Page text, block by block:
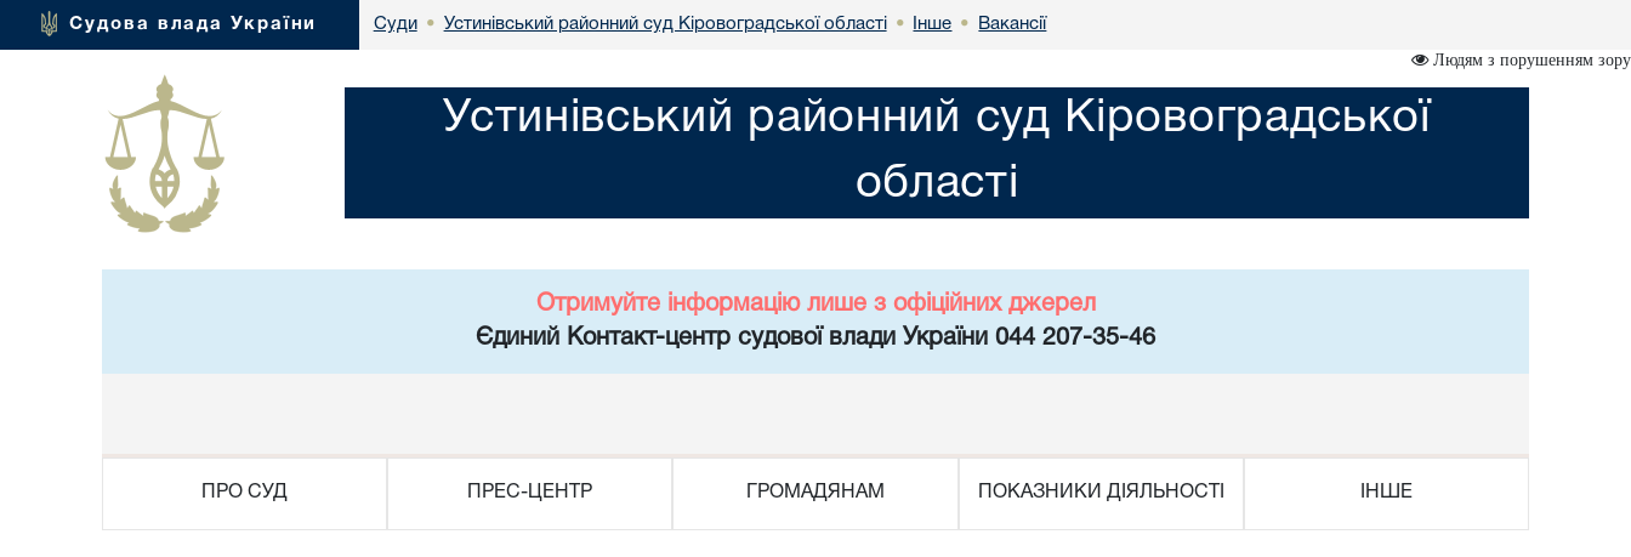
Судова влада України Суди • Устинівський районний суд Кіровоградської області • Інше • Вакансії
Людям з порушенням зору
Устинівський районний суд Кіровоградської
області
Отримуйте інформацію лише з офіційних джерел
Єдиний Контакт-центр судової влади України 044 207-35-46
ПРО СУД ПРЕС-ЦЕНТР ГРОМАДЯНАМ ПОКАЗНИКИ ДІЯЛЬНОСТІ ІНШЕ